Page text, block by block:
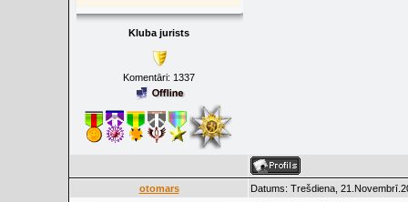
Kluba jurists
Komentāri: 1337
otomars Datums: Trešdiena,